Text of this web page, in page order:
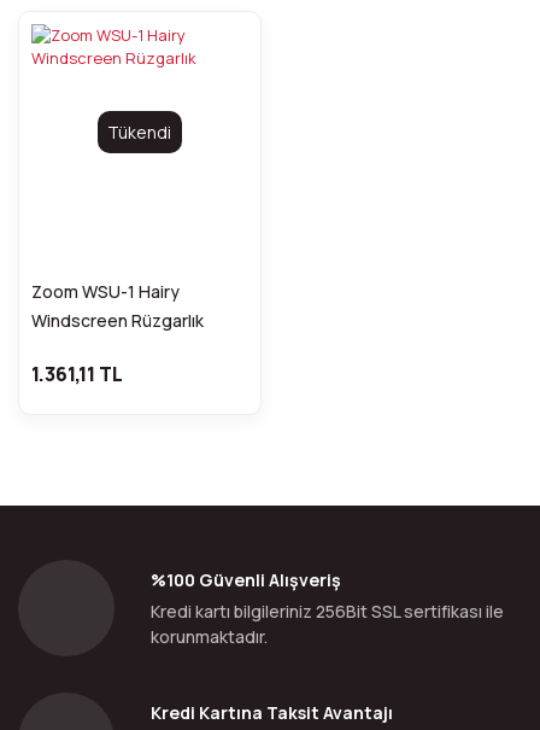
Tükendi
Zoom WSU-1 Hairy
Windscreen Rüzgarlık
1.361,11 TL
%100 Güvenli Alışveriş
Kredi kartı bilgileriniz 256Bit SSL sertifikası ile
korunmaktadır.
Kredi Kartına Taksit Avantajı